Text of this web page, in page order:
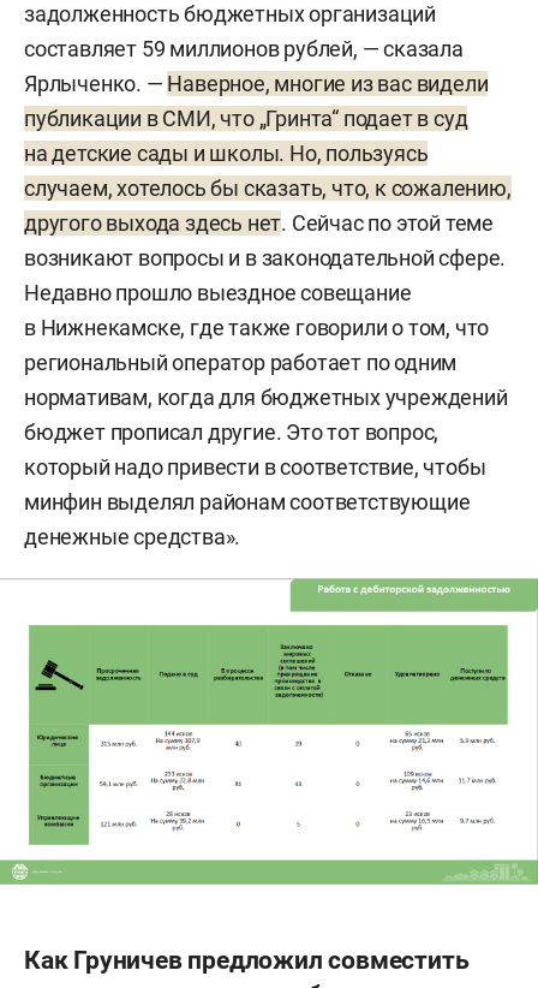
задолженность бюджетных организаций
составляет 59 миллионов рублей, — сказала
Ярлыченко. — Наверное, многие из вас видели
публикации в СМИ, что „Гринта“ подает в суд
на детские сады и школы. Но, пользуясь
случаем, хотелось бы сказать, что, к сожалению,
другого выхода здесь нет. Сейчас по этой теме
возникают вопросы и в законодательной сфере.
Недавно прошло выездное совещание
в Нижнекамске, где также говорили о том, что
региональный оператор работает по одним
нормативам, когда для бюджетных учреждений
бюджет прописал другие. Это тот вопрос,
который надо привести в соответствие, чтобы
минфин выделял районам соответствующие
денежные средства».
Как Груничев предложил совместить